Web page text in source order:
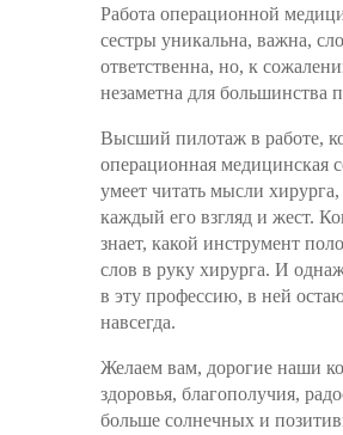
Работа операционной
сестры уникальна, важна,
ответственна, но, к
незаметна для большинства
Высший пилотаж в работе,
операционная медицинская
умеет читать мысли
каждый его взгляд и жест.
знает, какой инструмент
слов в руку хирурга. И
в эту профессию, в ней
навсегда.
Желаем вам, дорогие наши
здоровья, благополучия,
больше солнечных и